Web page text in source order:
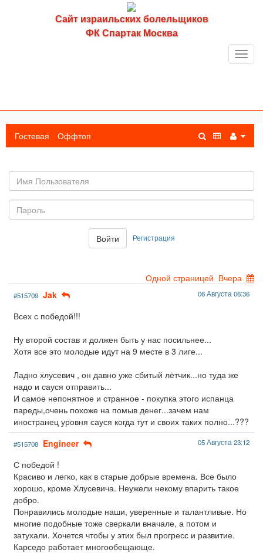
Сайт израильских болельщиков
ФК Спартак Москва
Гостевая Оффтоп
пользователя
Войти Регистрация
Одной страницей Вчера
#515709 Jak 06 Августа 06:36
Всех с победой!!!
Ну второй состав и должен быть у нас посильнее...
Хотя все это молодые идут на 9 месте в 3 лиге...
Ладно хлусевич , он давно уже сбитый лётчик...но туда же
надо и сауся отправить...
И самое непонятное и странное - покупка этого испанца
пареды,очень похоже на помыв денег...зачем нам
иностранец уровня сауся когда тут и своих таких полно...???
#515708 Engineer 05 Августа 23:12
С победой !
Красиво и легко, как в старые добрые времена. Все было
хорошо, кроме Хлусевича. Неужели некому впарить такое
добро.
Понравились молодые наши, уверенные и талантливые. Но
многие подобные тоже сверкали вначале, а потом и
затухали. Хочется чтобы у этих был прогресс и развитие.
Карседо работает многообещающе.